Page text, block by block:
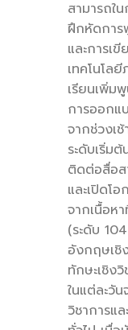
สามารถใ
ฝึกหัดการ
และการเ
เทคโนโล
เรียนเพิ่ม
การออกแ
จากช่วงเ
ระดับเริ่ม
ติดต่อสื่อส
และเปิดโ
จากเนื้อห
(ระดับ
อังกฤษเชิ
ทักษะเชิง
ในแต่ละวั
วิชาการแ